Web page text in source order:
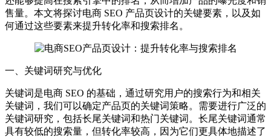
售量。本文将探讨电商 SEO 产品页设计的关键要素，以及如
何通过这些要素来提升转化率和搜索排名。
一、关键词研究与优化
关键词是电商 SEO 的基础，通过研究用户的搜索行为和相关
关键词，我们可以确定产品页的关键词策略。需要进行广泛的
关键词研究，包括长尾关键词和热门关键词。长尾关键词通常
具有较低的搜索量，但转化率较高，因为它们更具体地描述了